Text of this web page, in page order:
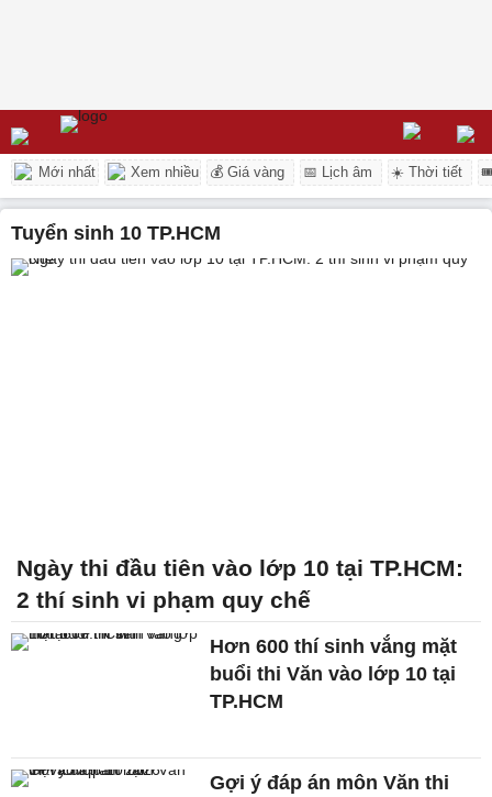
Mới nhất Xem nhiều 💰 Giá vàng 📅 Lịch âm ☀️ Thời tiết
tuyển sinh 10 TP.HCM
Ngày thi đầu tiên vào lớp 10 tại TP.HCM:
2 thí sinh vi phạm quy chế
Hơn 600 thí sinh vắng mặt
buổi thi Văn vào lớp 10 tại
TP.HCM
Gợi ý đáp án môn Văn thi